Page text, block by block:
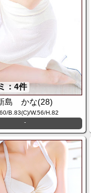
：4件
島 かな(28)
B.83(C)/W.56/H.82
-